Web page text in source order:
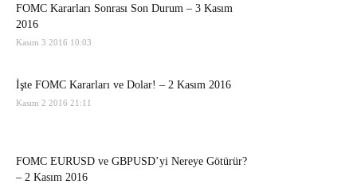
FOMC Kararları Sonrası Son Durum – 3 Kasım
2016
Kasım 3 2016 10:03
İşte FOMC Kararları ve Dolar! – 2 Kasım 2016
Kasım 2 2016 21:11
FOMC EURUSD ve GBPUSD’yi Nereye Götürür?
– 2 Kasım 2016